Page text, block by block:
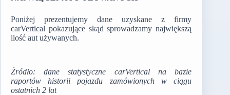
Poniżej prezentujemy dane uzyskane z firmy
carVertical pokazujące skąd sprowadzamy największą
ilość aut używanych.
Źródło: dane statystyczne carVertical na bazie
raportów historii pojazdu zamówionych w ciągu
ostatnich 2 lat